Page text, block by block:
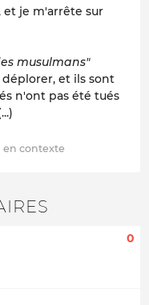
et je m'arrête sur
musulmans"
et ils sont
n'ont pas été tués
0